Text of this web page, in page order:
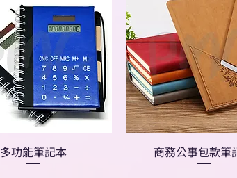
多功能筆記本 商務公事包款筆